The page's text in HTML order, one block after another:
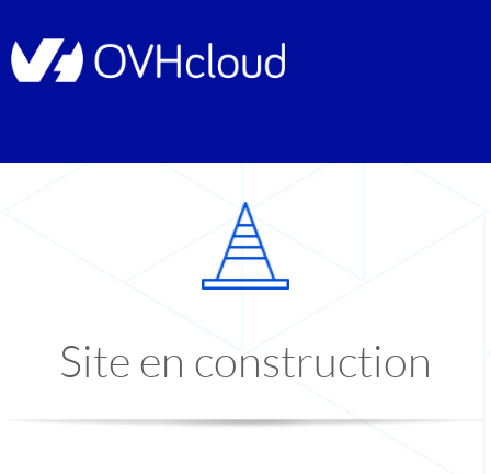
Site en construction